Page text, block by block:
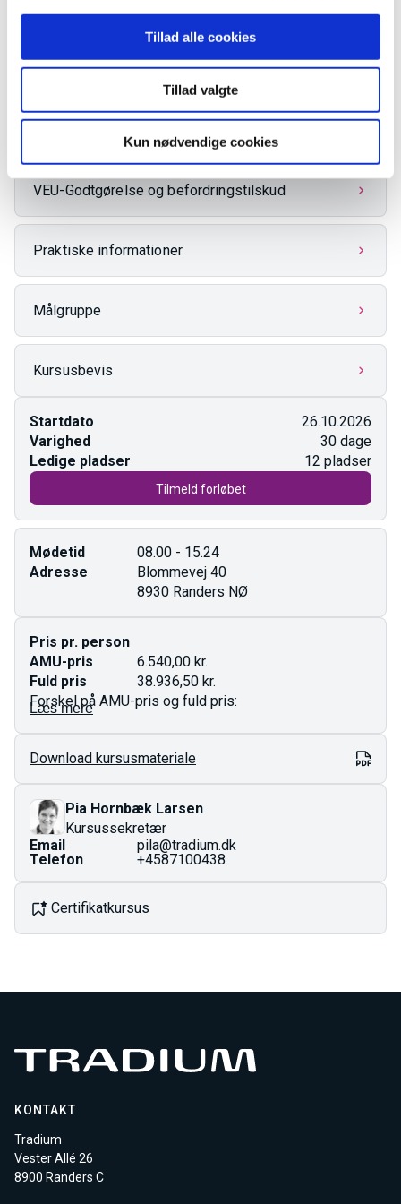
Tillad alle cookies
Tillad valgte
Kun nødvendige cookies
Mødetid
08.00 - 15.24
Adresse
Blommevej 40
8930 Randers NØ
Pris pr. person
AMU-pris
6.540,00 kr.
Fuld pris
38.936,50 kr.
Forskel på AMU-pris og fuld pris:
AMU-pris gælder for ufaglærte og faglærte.
Fuld pris er den totale pris for kurset og gælder som
regel dig med en videregående uddannelse.
Prisen på AMU-kurser er fastlagt i finansloven og kan
ændres ved årsskiftet.
Læs mere
Download kursusmateriale
Pia Hornbæk Larsen
Kursussekretær
Email
pila@tradium.dk
Telefon
+4587100438
Certifikatkursus
Pris:
6.540,00 kr.
Fakta
VEU-Godtgørelse og befordringstilskud
Praktiske informationer
Målgruppe
Kursusbevis
Startdato
26.10.2026
Varighed
30 dage
Ledige pladser
12 pladser
Tilmeld forløbet
KONTAKT
Tradium
Vester Allé 26
8900 Randers C